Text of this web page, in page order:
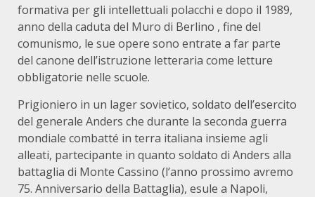
formativa per gli intellettuali polacchi e dopo il 1989,
anno della caduta del Muro di Berlino , fine del
comunismo, le sue opere sono entrate a far parte
del canone dell’istruzione letteraria come letture
obbligatorie nelle scuole.
Prigioniero in un lager sovietico, soldato dell’esercito
del generale Anders che durante la seconda guerra
mondiale combatté in terra italiana insieme agli
alleati, partecipante in quanto soldato di Anders alla
battaglia di Monte Cassino (l’anno prossimo avremo
75. Anniversario della Battaglia), esule a Napoli,